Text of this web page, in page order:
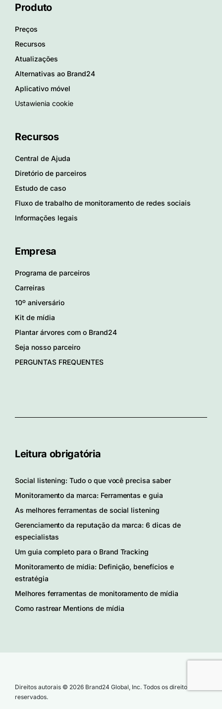
Produto
Preços
Recursos
Atualizações
Alternativas ao Brand24
Aplicativo móvel
Ustawienia cookie
Recursos
Central de Ajuda
Diretório de parceiros
Estudo de caso
Fluxo de trabalho de monitoramento de redes sociais
Informações legais
Empresa
Programa de parceiros
Carreiras
10º aniversário
Kit de mídia
Plantar árvores com o Brand24
Seja nosso parceiro
PERGUNTAS FREQUENTES
Leitura obrigatória
Social listening: Tudo o que você precisa saber
Monitoramento da marca: Ferramentas e guia
As melhores ferramentas de social listening
Gerenciamento da reputação da marca: 6 dicas de
especialistas
Um guia completo para o Brand Tracking
Monitoramento de mídia: Definição, benefícios e
estratégia
Melhores ferramentas de monitoramento de mídia
Como rastrear Mentions de mídia
Direitos autorais © 2026 Brand24 Global, Inc. Todos os direitos
reservados.